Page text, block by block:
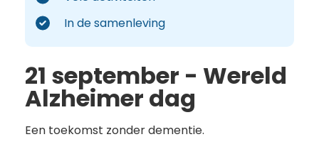
In de samenleving
21 september - Wereld
Alzheimer dag
Een toekomst zonder dementie.
Repair Café
Jokeren
Sedna aanTafel